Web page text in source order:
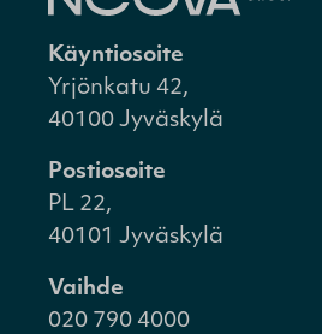
Käyntiosoite
Yrjönkatu 42,
40100 Jyväskylä
Postiosoite
PL 22,
40101 Jyväskylä
Vaihde
020 790 4000